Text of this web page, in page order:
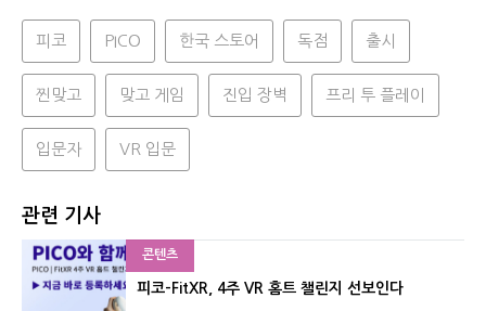
피코 PICO 한국 스토어 독점 출시
찐맞고 맞고 게임 진입 장벽 프리 투 플레이
입문자 VR 입문
관련 기사
콘텐츠
피코-FitXR, 4주 VR 홈트 챌린지 선보인다